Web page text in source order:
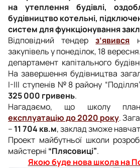
на утеплення будівлі,
будівництво котельні,
систем для функціонування
Відповідний тендерз’явився
закупівель у понеділок, 18
департамент капітального
На завершення будівництва
І-ІІІ ступенів №8 району
325 000 гривень.
Нагадаємо, що школу
експлуатацію до 2020 року.
– 11 704 кв.м, заклад зможе
Проект майбутньої школи
майстерні “Плясовиці”.
Якою буде нова школа на